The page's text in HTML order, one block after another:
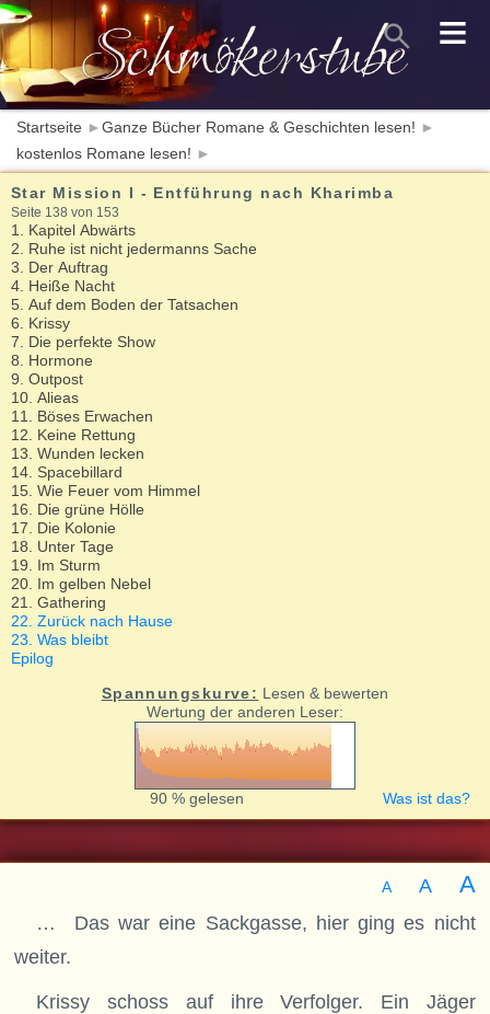
Startseite ► Ganze Bücher Romane & Geschichten lesen! ►
kostenlos Romane lesen! ►
Star Mission I - Entführung nach Kharimba
Seite 138 von 153
1. Kapitel Abwärts
2. Ruhe ist nicht jedermanns Sache
3. Der Auftrag
4. Heiße Nacht
5. Auf dem Boden der Tatsachen
6. Krissy
7. Die perfekte Show
8. Hormone
9. Outpost
10. Alieas
11. Böses Erwachen
12. Keine Rettung
13. Wunden lecken
14. Spacebillard
15. Wie Feuer vom Himmel
16. Die grüne Hölle
17. Die Kolonie
18. Unter Tage
19. Im Sturm
20. Im gelben Nebel
21. Gathering
22. Zurück nach Hause
23. Was bleibt
Epilog
Spannungskurve: Lesen & bewerten
Wertung der anderen Leser:
90 % gelesen Was ist das?
A A A
… Das war eine Sackgasse, hier ging es nicht
weiter.
Krissy schoss auf ihre Verfolger. Ein Jäger
≡